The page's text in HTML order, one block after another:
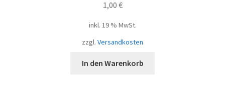
1,00 €
inkl. 19 % MwSt.
zzgl. Versandkosten
In den Warenkorb